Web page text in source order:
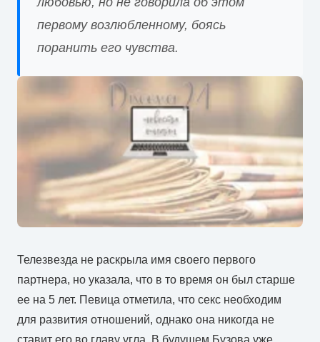
первому возлюбленному, боясь
поранить его чувства.
Телезвезда не раскрыла имя своего первого
партнера, но указала, что в то время он был старше
ее на 5 лет. Певица отметила, что секс необходим
для развития отношений, однако она никогда не
ставит его во главу угла. В будущем Бузова уже